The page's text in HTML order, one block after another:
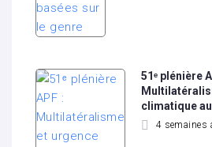
51ᵉ plénière
climatique
4 semaines